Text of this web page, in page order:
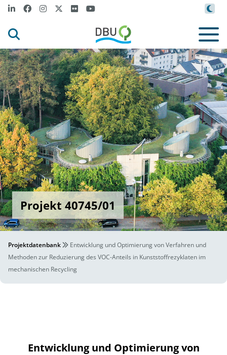
Projekt 40745/01
Projektdatenbank
Entwicklung und Optimierung von Verfahren und
Methoden zur Reduzierung des VOC-Anteils in Kunststoffrezyklaten im
mechanischen Recycling
Entwicklung und Optimierung von